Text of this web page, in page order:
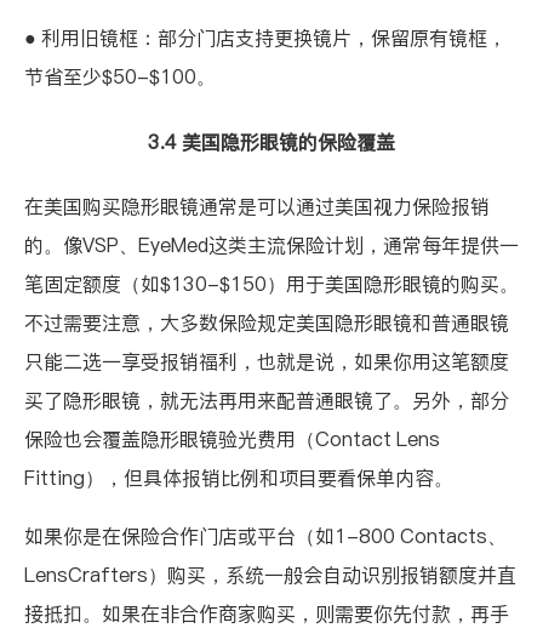
● 利用旧镜框：部分门店支持更换镜片，保留原有镜框，
节省至少$50-$100。
3.4 美国隐形眼镜的保险覆盖
在美国购买隐形眼镜通常是可以通过美国视力保险报销
的。像VSP、EyeMed这类主流保险计划，通常每年提供一
笔固定额度（如$130-$150）用于美国隐形眼镜的购买。
不过需要注意，大多数保险规定美国隐形眼镜和普通眼镜
只能二选一享受报销福利，也就是说，如果你用这笔额度
买了隐形眼镜，就无法再用来配普通眼镜了。另外，部分
保险也会覆盖隐形眼镜验光费用（Contact Lens
Fitting），但具体报销比例和项目要看保单内容。
如果你是在保险合作门店或平台（如1-800 Contacts、
LensCrafters）购买，系统一般会自动识别报销额度并直
接抵扣。如果在非合作商家购买，则需要你先付款，再手